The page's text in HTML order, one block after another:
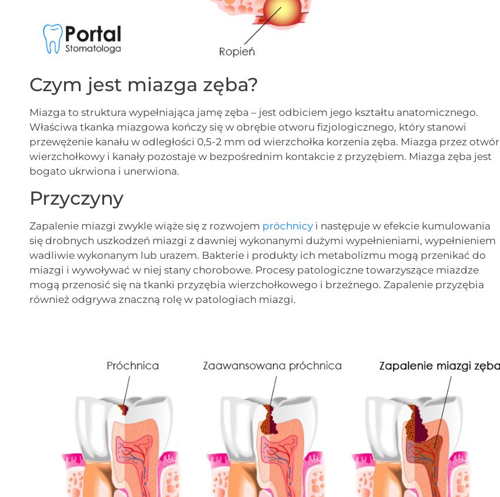
Czym jest miazga zęba?
Miazga to struktura wypełniająca jamę zęba – jest odbiciem jego kształtu anatomicznego.
Właściwa tkanka miazgowa kończy się w obrębie otworu fizjologicznego, który stanowi
przewężenie kanału w odległości 0,5-2 mm od wierzchołka korzenia zęba. Miazga przez otwór
wierzchołkowy i kanały pozostaje w bezpośrednim kontakcie z przyzębiem. Miazga zęba jest
bogato ukrwiona i unerwiona.
Przyczyny
Zapalenie miazgi zwykle wiąże się z rozwojem próchnicy i następuje w efekcie kumulowania
się drobnych uszkodzeń miazgi z dawniej wykonanymi dużymi wypełnieniami, wypełnieniem
wadliwie wykonanym lub urazem. Bakterie i produkty ich metabolizmu mogą przenikać do
miazgi i wywoływać w niej stany chorobowe. Procesy patologiczne towarzyszące miazdze
mogą przenosić się na tkanki przyzębia wierzchołkowego i brzeżnego. Zapalenie przyzębia
również odgrywa znaczną rolę w patologiach miazgi.